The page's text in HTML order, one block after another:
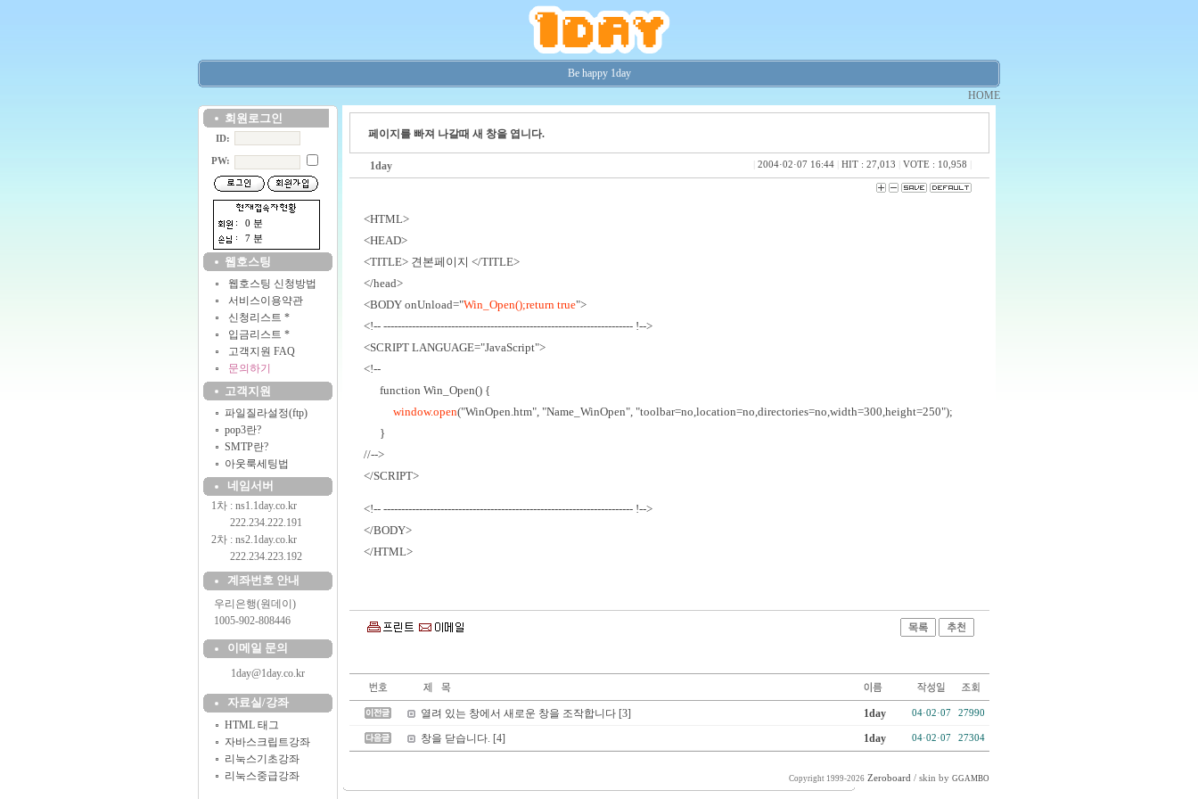
Be happy 1day
HOME
회원로그인
ID:
PW:
0 분
7 분
웹호스팅
웹호스팅 신청방법
서비스이용약관
신청리스트 *
입금리스트 *
고객지원 FAQ
문의하기
고객지원
파일질라설정(ftp)
pop3란?
SMTP란?
아웃룩세팅법
네임서버
1차 : ns1.1day.co.kr
222.234.222.191
2차 : ns2.1day.co.kr
222.234.223.192
계좌번호 안내
우리은행(원데이)
1005-902-808446
이메일 문의
1day@1day.co.kr
자료실/강좌
HTML 태그
자바스크립트강좌
리눅스기초강좌
리눅스중급강좌
페이지를 빠져 나갈때 새 창을 엽니다.
1day 2004·02·07 16:44 HIT : 27,013 VOTE : 10,958
<HTML>
<HEAD>
<TITLE> 견본페이지 </TITLE>
</head>
<BODY onUnload="Win_Open();return true">
<!-- ---------------------------------------------------------------------- !-->
<SCRIPT LANGUAGE="JavaScript">
<!--
function Win_Open() {
window.open("WinOpen.htm", "Name_WinOpen", "toolbar=no,location=no,directories=no,width=300,height=250");
}
//-->
</SCRIPT>
<!-- ---------------------------------------------------------------------- !-->
</BODY>
</HTML>
열려 있는 창에서 새로운 창을 조작합니다 [3] 1day 04·02·07 27990
창을 닫습니다. [4] 1day 04·02·07 27304
Copyright 1999-2026 Zeroboard / skin by GGAMBO